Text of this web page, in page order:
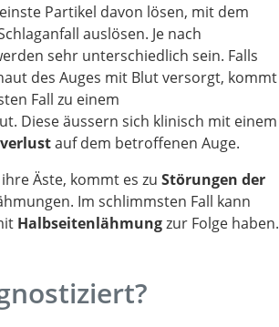
Partikel davon lösen, mit dem
auslösen. Je nach
sehr unterschiedlich sein. Falls
des Auges mit Blut versorgt, kommt
Fall zu einem
Diese äussern sich klinisch mit einem
auf dem betroffenen Auge.
Äste, kommt es zu Störungen der
Im schlimmsten Fall kann
Halbseitenlähmungzur Folge haben.